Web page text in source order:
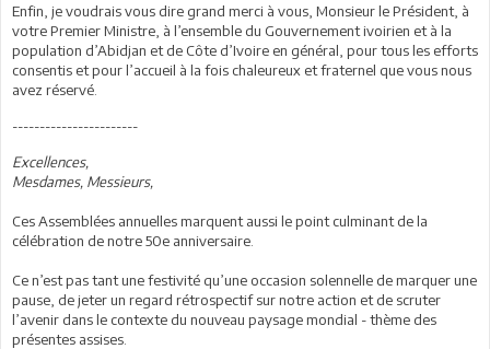
Enfin, je voudrais vous dire grand merci à vous, Monsieur le Président, à
votre Premier Ministre, à l’ensemble du Gouvernement ivoirien et à la
population d’Abidjan et de Côte d’Ivoire en général, pour tous les efforts
consentis et pour l’accueil à la fois chaleureux et fraternel que vous nous
avez réservé.
-----------------------
Excellences,
Mesdames, Messieurs,
Ces Assemblées annuelles marquent aussi le point culminant de la
célébration de notre 50e anniversaire.
Ce n’est pas tant une festivité qu’une occasion solennelle de marquer une
pause, de jeter un regard rétrospectif sur notre action et de scruter
l’avenir dans le contexte du nouveau paysage mondial - thème des
présentes assises.